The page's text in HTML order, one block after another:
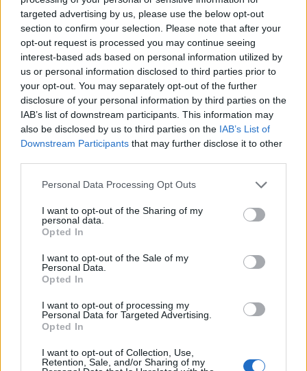
targeted advertising by us, please use the below opt-out
section to confirm your selection. Please note that after your
opt-out request is processed you may continue seeing
interest-based ads based on personal information utilized by
us or personal information disclosed to third parties prior to
your opt-out. You may separately opt-out of the further
disclosure of your personal information by third parties on the
IAB’s list of downstream participants. This information may
also be disclosed by us to third parties on the IAB’s List of
Downstream Participants that may further disclose it to other
Please note that this website/app uses one or more Google
not limited to your visit or usage behaviour. You may click to
grant or deny consent to Google and its third-party tags to
use your data for below specified purposes in below Google
consent section.
Personal Data Processing Opt Outs
I want to opt-out of the Sharing of my
personal data.
Opted In
I want to opt-out of the Sale of my
Personal Data.
Opted In
I want to opt-out of processing my
Personal Data for Targeted Advertising.
Opted In
I want to opt-out of Collection, Use,
Retention, Sale, and/or Sharing of my
sezioneLogindal menù del sito o
cliccandoqui
TEMI: Comune Di Olbia Giostre San Simplicio
Inviaci le tue segnalazioni,
i tuoi video e le tue foto
Su WhatsApp al numero +39
345 356 7512
Entra nel canale telegram di
GalluraOggi.it
Ricevi le nostre ultime news